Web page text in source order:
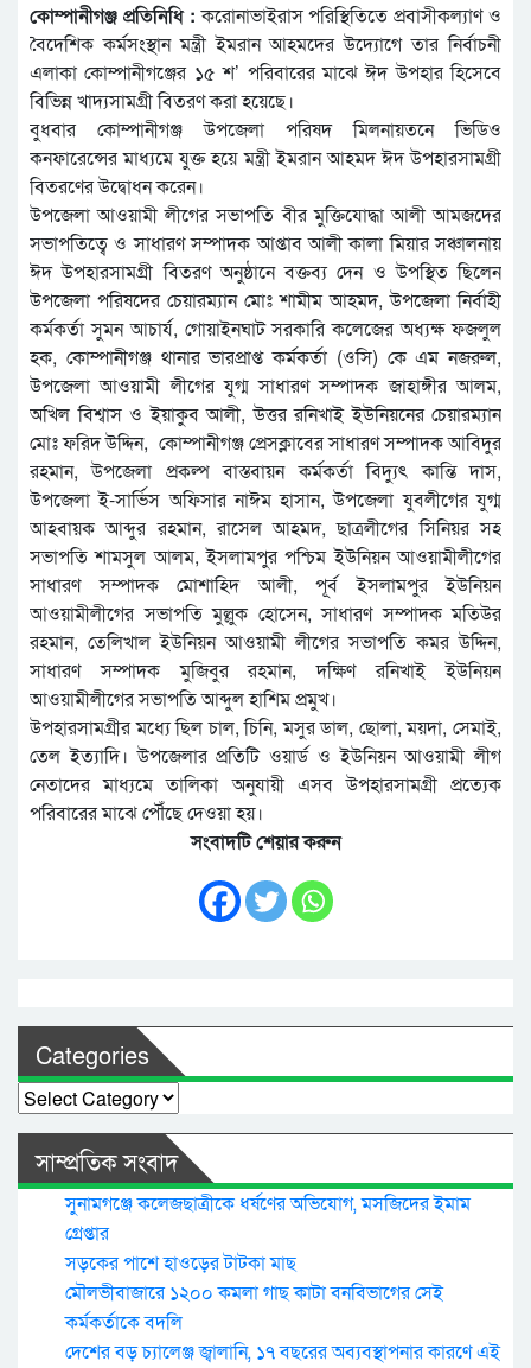
কোম্পানীগঞ্জ প্রতিনিধি : করোনাভাইরাস পরিস্থিতিতে প্রবাসীকল্যাণ ও
বৈদেশিক কর্মসংস্থান মন্ত্রী ইমরান আহমদের উদ্যোগে তার নির্বাচনী
এলাকা কোম্পানীগঞ্জের ১৫ শ’ পরিবারের মাঝে ঈদ উপহার হিসেবে
বিভিন্ন খাদ্যসামগ্রী বিতরণ করা হয়েছে।
বুধবার কোম্পানীগঞ্জ উপজেলা পরিষদ মিলনায়তনে ভিডিও
কনফারেন্সের মাধ্যমে যুক্ত হয়ে মন্ত্রী ইমরান আহমদ ঈদ উপহারসামগ্রী
বিতরণের উদ্বোধন করেন।
উপজেলা আওয়ামী লীগের সভাপতি বীর মুক্তিযোদ্ধা আলী আমজদের
সভাপতিত্বে ও সাধারণ সম্পাদক আপ্তাব আলী কালা মিয়ার সঞ্চালনায়
ঈদ উপহারসামগ্রী বিতরণ অনুষ্ঠানে বক্তব্য দেন ও উপস্থিত ছিলেন
উপজেলা পরিষদের চেয়ারম্যান মোঃ শামীম আহমদ, উপজেলা নির্বাহী
কর্মকর্তা সুমন আচার্য, গোয়াইনঘাট সরকারি কলেজের অধ্যক্ষ ফজলুল
হক, কোম্পানীগঞ্জ থানার ভারপ্রাপ্ত কর্মকর্তা (ওসি) কে এম নজরুল,
উপজেলা আওয়ামী লীগের যুগ্ম সাধারণ সম্পাদক জাহাঙ্গীর আলম,
অখিল বিশ্বাস ও ইয়াকুব আলী, উত্তর রনিখাই ইউনিয়নের চেয়ারম্যান
মোঃ ফরিদ উদ্দিন, কোম্পানীগঞ্জ প্রেসক্লাবের সাধারণ সম্পাদক আবিদুর
রহমান, উপজেলা প্রকল্প বাস্তবায়ন কর্মকর্তা বিদ্যুৎ কান্তি দাস,
উপজেলা ই-সার্ভিস অফিসার নাঈম হাসান, উপজেলা যুবলীগের যুগ্ম
আহবায়ক আব্দুর রহমান, রাসেল আহমদ, ছাত্রলীগের সিনিয়র সহ
সভাপতি শামসুল আলম, ইসলামপুর পশ্চিম ইউনিয়ন আওয়ামীলীগের
সাধারণ সম্পাদক মোশাহিদ আলী, পূর্ব ইসলামপুর ইউনিয়ন
আওয়ামীলীগের সভাপতি মুল্লুক হোসেন, সাধারণ সম্পাদক মতিউর
রহমান, তেলিখাল ইউনিয়ন আওয়ামী লীগের সভাপতি কমর উদ্দিন,
সাধারণ সম্পাদক মুজিবুর রহমান, দক্ষিণ রনিখাই ইউনিয়ন
আওয়ামীলীগের সভাপতি আব্দুল হাশিম প্রমুখ।
উপহারসামগ্রীর মধ্যে ছিল চাল, চিনি, মসুর ডাল, ছোলা, ময়দা, সেমাই,
তেল ইত্যাদি। উপজেলার প্রতিটি ওয়ার্ড ও ইউনিয়ন আওয়ামী লীগ
নেতাদের মাধ্যমে তালিকা অনুযায়ী এসব উপহারসামগ্রী প্রত্যেক
পরিবারের মাঝে পৌঁছে দেওয়া হয়।
সংবাদটি শেয়ার করুন
Categories
Categories
সাম্প্রতিক সংবাদ
সুনামগঞ্জে কলেজছাত্রীকে ধর্ষণের অভিযোগ, মসজিদের ইমাম
গ্রেপ্তার
সড়কের পাশে হাওড়ের টাটকা মাছ
মৌলভীবাজারে ১২০০ কমলা গাছ কাটা বনবিভাগের সেই
কর্মকর্তাকে বদলি
দেশের বড় চ্যালেঞ্জ জ্বালানি, ১৭ বছরের অব্যবস্থাপনার কারণে এই